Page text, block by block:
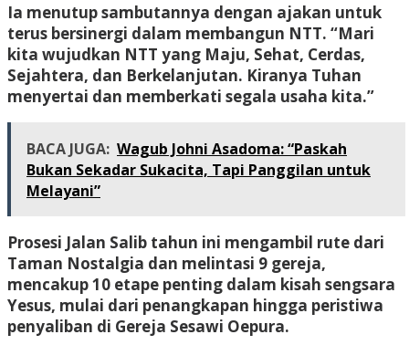
Ia menutup sambutannya dengan ajakan untuk
terus bersinergi dalam membangun NTT. “Mari
kita wujudkan NTT yang Maju, Sehat, Cerdas,
Sejahtera, dan Berkelanjutan. Kiranya Tuhan
menyertai dan memberkati segala usaha kita.”
BACA JUGA: Wagub Johni Asadoma: “Paskah
Bukan Sekadar Sukacita, Tapi Panggilan untuk
Melayani”
Prosesi Jalan Salib tahun ini mengambil rute dari
Taman Nostalgia dan melintasi 9 gereja,
mencakup 10 etape penting dalam kisah sengsara
Yesus, mulai dari penangkapan hingga peristiwa
penyaliban di Gereja Sesawi Oepura.